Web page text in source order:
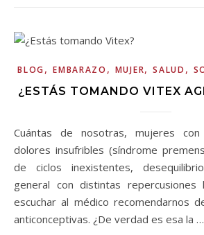
BLOG,EMBARAZO , MUJER,SALUD ,
¿ESTÁS TOMANDO VITEX
Cuántas de nosotras, mujeres con ciclos irregulares,
dolores insufribles (síndrome
de ciclos inexistentes,
general con distintas
escuchar al médico recomendarnos
anticonceptivas. ¿De verdad es esa la …